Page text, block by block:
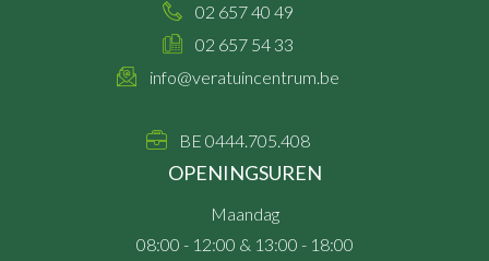
02 657 40 49
02 657 54 33
info@veratuincentrum.be
BE 0444.705.408
OPENINGSUREN
Maandag
08:00 - 12:00 & 13:00 - 18:00